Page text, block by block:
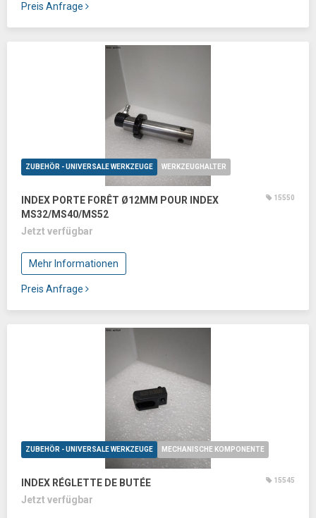
Preis Anfrage
ZUBEHÖR - UNIVERSALE WERKZEUGE WERKZEUGHALTER
INDEX PORTE FORÊT Ø12MM POUR INDEX
MS32/MS40/MS52
15550
Jetzt verfügbar
Mehr Informationen
Preis Anfrage
ZUBEHÖR - UNIVERSALE WERKZEUGE MECHANISCHE KOMPONENTE
INDEX RÉGLETTE DE BUTÉE 15545
Jetzt verfügbar